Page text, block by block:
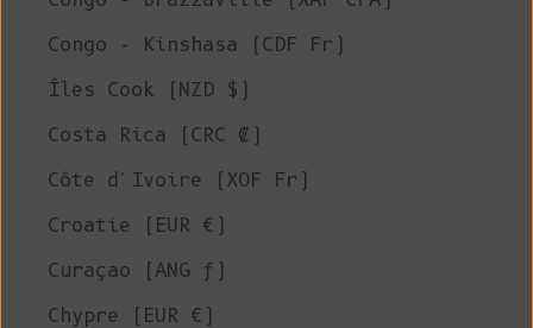
Congo - Kinshasa (CDF Fr)
Îles Cook (NZD $)
Costa Rica (CRC ₡)
Côte d'Ivoire (XOF Fr)
Croatie (EUR €)
Curaçao (ANG ƒ)
Chypre (EUR €)